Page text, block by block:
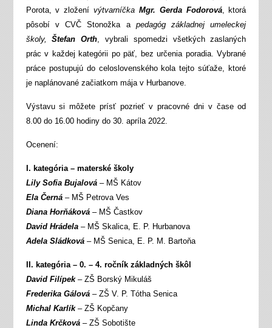
Porota, v zloženívýtvarníčka Mgr. Gerda Fodorová, ktorá
pôsobí v CVČ Stonožka a pedagóg základnej umeleckej
školy,Štefan Orth, vybrali spomedzi všetkých zaslaných
prác v každej kategórii po päť, bez určenia poradia. Vybrané
práce postupujú do celoslovenského kola tejto súťaže, ktoré
je naplánované začiatkom mája v Hurbanove.
Výstavu si môžete prísť pozrieť v pracovné dni v čase od
8.00 do 16.00 hodiny do 30. apríla 2022.
Ocenení:
I. kategória – materské školy
Lily Sofia Bujalová– MŠ Kátov
Ela Černá– MŠ Petrova Ves
Diana Horňáková– MŠ Častkov
David Hrádela – MŠ Skalica, E. P. Hurbanova
Adela Sládková– MŠ Senica, E. P. M. Bartoňa
II. kategória – 0. – 4. ročník základných škôl
David Filípek– ZŠ Borský Mikuláš
Frederika Gálová– ZŠ V. P. Tótha Senica
Michal Karlík– ZŠ Kopčany
Linda Krčková – ZŠ Sobotište